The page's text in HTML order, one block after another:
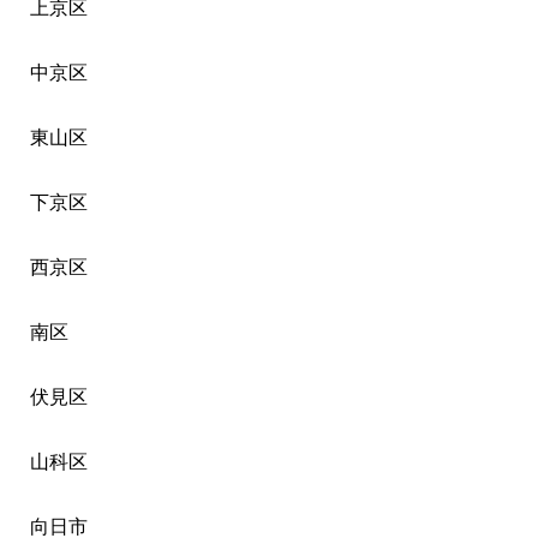
上京区
中京区
東山区
下京区
西京区
南区
伏見区
山科区
向日市